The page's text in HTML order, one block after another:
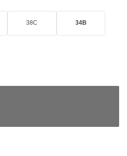
38C 34B